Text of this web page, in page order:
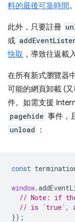
料的最後可靠時間。
此外，只要註冊
或
快取 ，導致往返載
在所有新式瀏覽器
可能的網頁卸載 (又
件。如需支援
pagehide 事件，
unload ：
const
window.
// Note: if the
// is `true`,
});